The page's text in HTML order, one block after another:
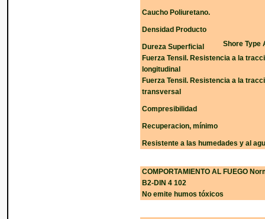
Caucho Poliuretano.
Densidad Producto
Dureza Superficial
Shore Type
Fuerza Tensil. Resistencia a la
longitudinal
Fuerza Tensil. Resistencia a la
transversal
Compresibilidad
Recuperacion, mínimo
Resistente a las humedades y al
COMPORTAMIENTO AL FUEGO
B2-DIN 4 102
No emite humos tóxicos